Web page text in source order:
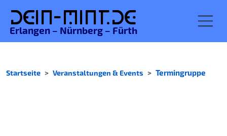
Dein-MINT.de
Erlangen – Nürnberg – Fürth
Startseite Veranstaltungen & Events Termingruppe